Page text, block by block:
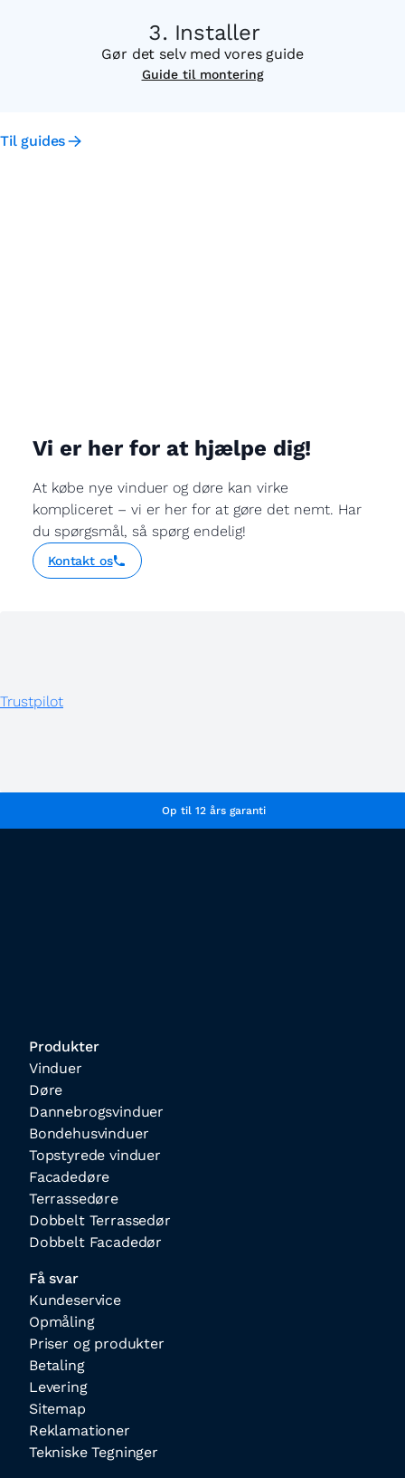
Installer
Gør det selv med vores guide
Guide til montering
Til guides
Vi er her for at hjælpe dig!
At købe nye vinduer og døre kan virke
kompliceret – vi er her for at gøre det nemt. Har
du spørgsmål, så spørg endelig!
Kontakt os
Trustpilot
Op til 12 års garanti
Produkter
Vinduer
Døre
Dannebrogsvinduer
Bondehusvinduer
Topstyrede vinduer
Facadedøre
Terrassedøre
Dobbelt Terrassedør
Dobbelt Facadedør
Få svar
Kundeservice
Opmåling
Priser og produkter
Betaling
Levering
Sitemap
Reklamationer
Tekniske Tegninger